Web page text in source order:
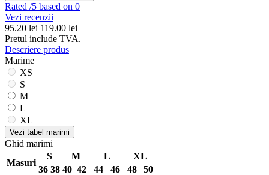
Rated /5 based on 0
Vezi recenzii
95.20 lei 119.00 lei
Pretul include TVA.
Descriere produs
Marime
XS
S
M
L
XL
Vezi tabel marimi
Ghid marimi
Masuri
S M L
XL
36 38 40 42 44 46 48
50